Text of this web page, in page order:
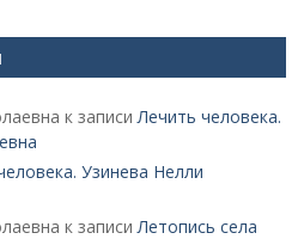
к записиЛечить человека.
Узинева Нелли
к записиЛетопись села